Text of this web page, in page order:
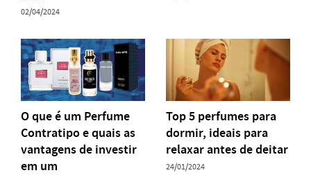
02/04/2024
O que é um Perfume
Contratipo e quais as
vantagens de investir
em um
Top 5 perfumes para
dormir, ideais para
relaxar antes de deitar
24/01/2024